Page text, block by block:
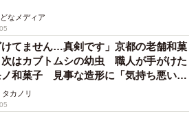
なメディア
けてません…真剣です」京都の老舗和菓
はカブトムシの幼虫 職人が手がけた
和菓子 見事な造形に「気持ち悪いく
ル」
カノリ